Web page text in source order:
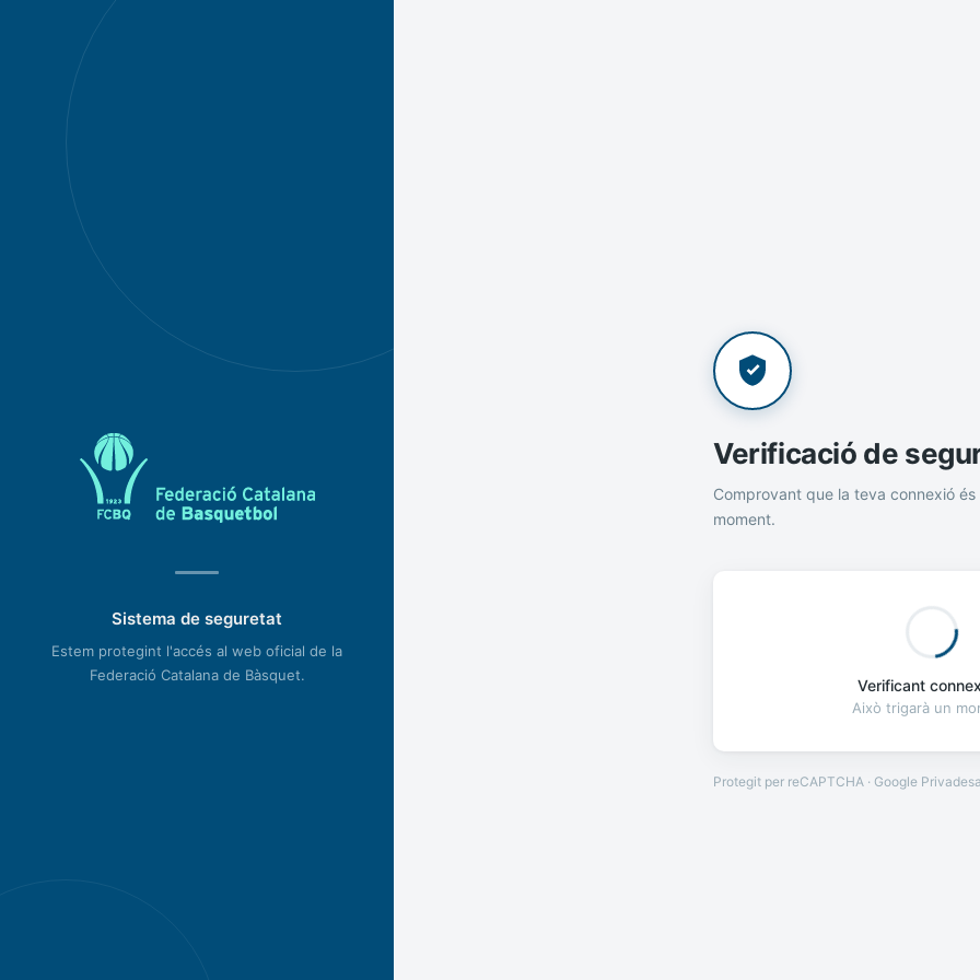
Sistema de seguretat
Estem protegint l'accés al web oficial de la
Federació Catalana de Bàsquet.
Verificació de
Comprovant que la teva connexió és
moment.
Verificant
Això trigarà un
Protegit per reCAPTCHA · Google Privadesa